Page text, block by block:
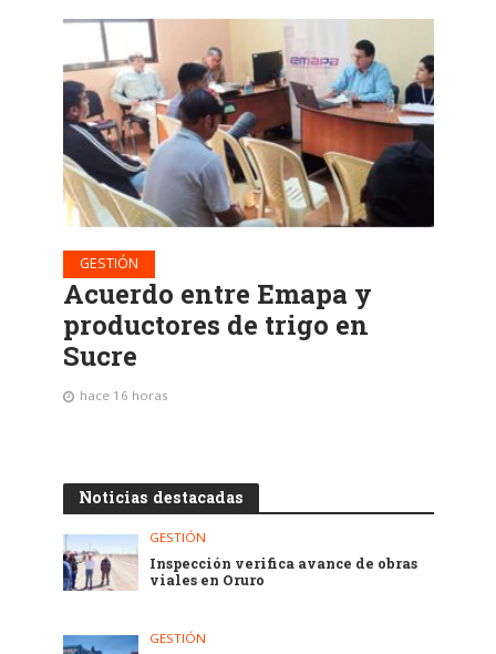
GESTIÓN
Acuerdo entre Emapa y
productores de trigo en
Sucre
hace 16 horas
Noticias destacadas
GESTIÓN
Inspección verifica avance de obras
viales en Oruro
GESTIÓN